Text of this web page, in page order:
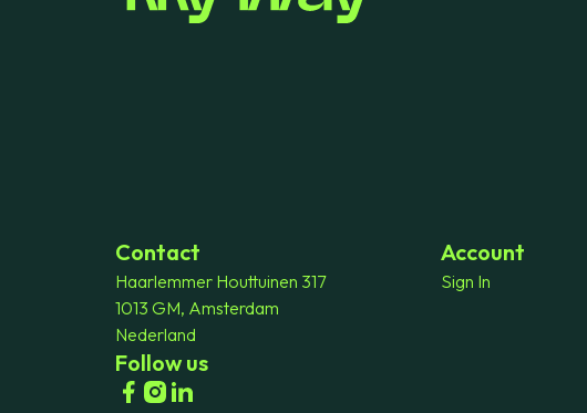
Contact
Haarlemmer Houttuinen 317
1013 GM, Amsterdam
Nederland
Follow us
Account
Sign In